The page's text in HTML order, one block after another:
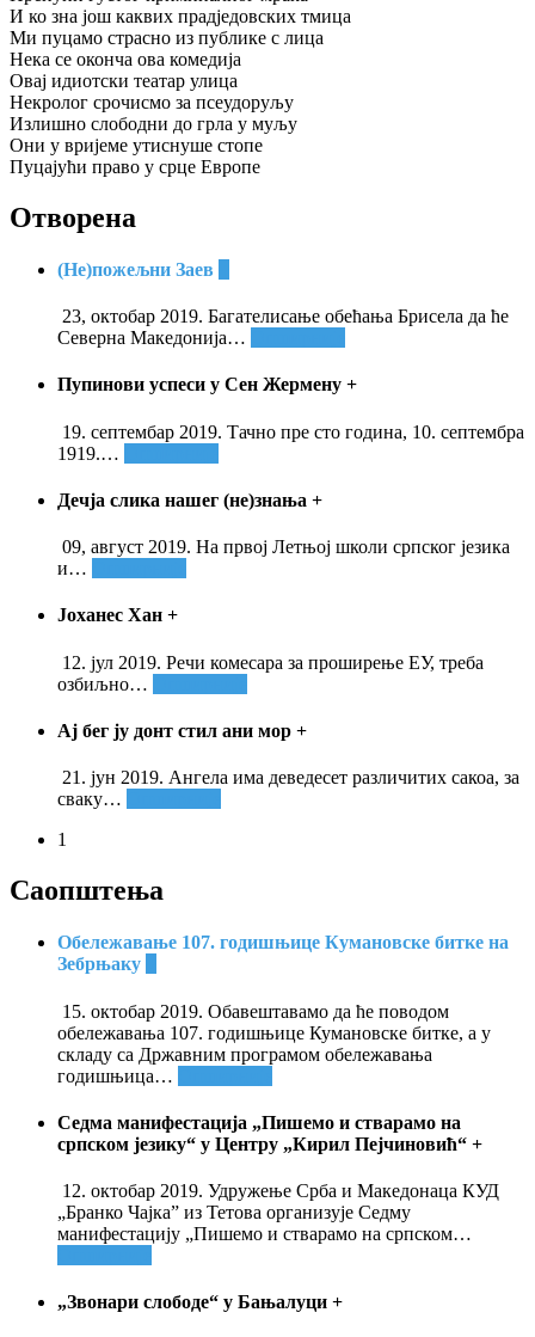
И ко зна још каквих прадједовских тмица
Ми пуцамо страсно из публике с лица
Нека се оконча ова комедија
Овај идиотски театар улица
Некролог срочисмо за псеудоруљу
Излишно слободни до грла у муљу
Они у вријеме утиснуше стопе
Пуцајући право у срце Европе
Отворена
(Не)пожељни Заев
23, октобар 2019. Багателисање обећања Брисела да ће
Северна Македонија…
Пупинови успеси у Сен Жермену +
19. септембар 2019. Тачно пре сто година, 10. септембра
1919.…
Дечја слика нашег (не)знања +
09, август 2019. На првој Летњој школи српског језика
и…
Јоханес Хан +
12. јул 2019. Речи комесара за проширење ЕУ, треба
озбиљно…
Ај бег ју донт стил ани мор +
21. јун 2019. Ангела има деведесет различитих сакоа, за
сваку…
1
Саопштења
Обележавање 107. годишњице Кумановске битке на
Зебрњаку
15. октобар 2019. Обавештавамо да ће поводом
обележавања 107. годишњице Кумановске битке, а у
складу са Државним програмом обележавања
годишњица…
Седма манифестација „Пишемо и стварамо на
српском језику“ у Центру „Кирил Пејчиновић“ +
12. октобар 2019. Удружење Срба и Македонаца КУД
„Бранко Чајка” из Тетова организује Седму
манифестацију „Пишемо и стварамо на српском…
„Звонари слободе“ у Бањалуци +